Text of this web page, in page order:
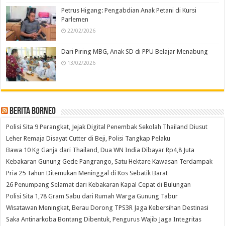
Petrus Higang: Pengabdian Anak Petani di Kursi
Parlemen
22/02/2026
Dari Piring MBG, Anak SD di PPU Belajar Menabung
13/02/2026
Berita Borneo
Polisi Sita 9 Perangkat, Jejak Digital Penembak Sekolah Thailand Diusut
Leher Remaja Disayat Cutter di Beji, Polisi Tangkap Pelaku
Bawa 10 Kg Ganja dari Thailand, Dua WN India Dibayar Rp4,8 Juta
Kebakaran Gunung Gede Pangrango, Satu Hektare Kawasan Terdampak
Pria 25 Tahun Ditemukan Meninggal di Kos Sebatik Barat
26 Penumpang Selamat dari Kebakaran Kapal Cepat di Bulungan
Polisi Sita 1,78 Gram Sabu dari Rumah Warga Gunung Tabur
Wisatawan Meningkat, Berau Dorong TPS3R Jaga Kebersihan Destinasi
Saka Antinarkoba Bontang Dibentuk, Pengurus Wajib Jaga Integritas